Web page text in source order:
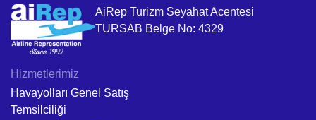
AiRep Turizm Seyahat Acentesi
TURSAB Belge No: 4329
Hizmetlerimiz
Havayolları Genel Satış
Temsilciliği